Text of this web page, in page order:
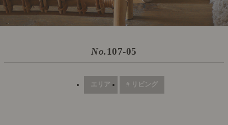
No.107-05
エリア # リビング